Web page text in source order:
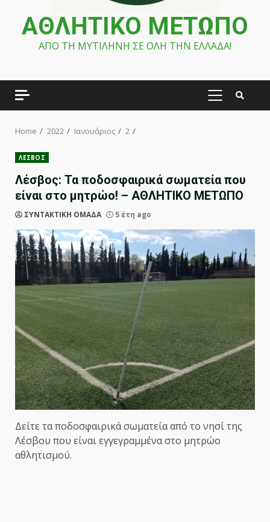
ΑΘΛΗΤΙΚΟ ΜΕΤΩΠΟ
ΑΠΟ ΤΗ ΜΥΤΙΛΗΝΗ ΣΕ ΟΛΗ ΤΗΝ ΕΛΛΑΔΑ!
PRIMARY
Home 2022 Ιανουάριος 2
ΛΕΣΒΟΣ
Λέσβος: Τα ποδοσφαιρικά σωματεία που
είναι στο μητρώο! – ΑΘΛΗΤΙΚΟ ΜΕΤΩΠΟ
ΣΥΝΤΑΚΤΙΚΗ ΟΜΑΔΑ 5 έτη ago
Δείτε τα ποδοσφαιρικά σωματεία από το νησί της
Λέσβου που είναι εγγεγραμμένα στο μητρώο
αθλητισμού.